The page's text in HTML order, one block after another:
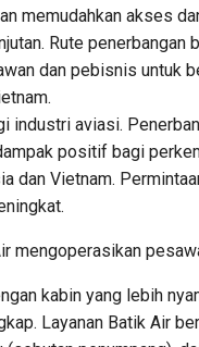
memudahkan akses
Rute penerbangan
dan pebisnis untuk
industri aviasi.
positif bagi
dan Vietnam.
mengoperasikan
kabin yang lebih
Layanan Batik Air